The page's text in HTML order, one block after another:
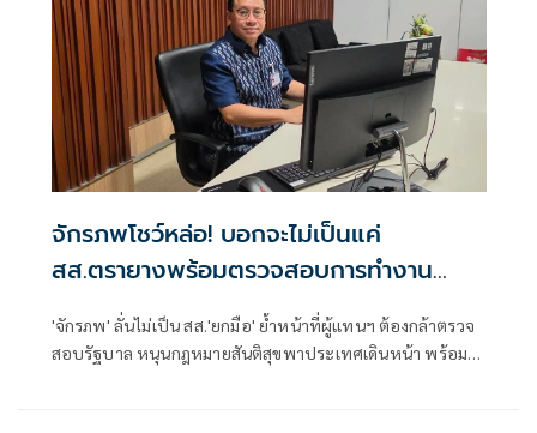
จักรภพโชว์หล่อ! บอกจะไม่เป็นแค่
สส.ตรายางพร้อมตรวจสอบการทำงาน
รัฐบาลด้วย
'จักรภพ' ลั่นไม่เป็น สส.'ยกมือ' ย้ำหน้าที่ผู้แทนฯ ต้องกล้าตรวจ
สอบรัฐบาล หนุนกฎหมายสันติสุขพาประเทศเดินหน้า พร้อมชี้